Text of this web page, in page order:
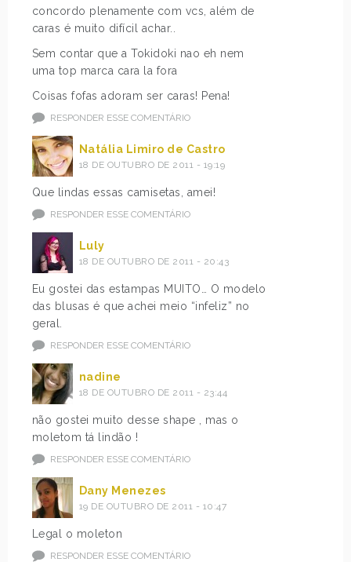
concordo plenamente com vcs, além de
caras é muito difícil achar..
Sem contar que a Tokidoki nao eh nem
uma top marca cara la fora
Coisas fofas adoram ser caras! Pena!
RESPONDER ESSE COMENTÁRIO
Natália Limiro de Castro
18 DE OUTUBRO DE 2011 - 19:19
Que lindas essas camisetas, amei!
RESPONDER ESSE COMENTÁRIO
Luly
18 DE OUTUBRO DE 2011 - 20:43
Eu gostei das estampas MUITO… O modelo
das blusas é que achei meio “infeliz” no
geral.
RESPONDER ESSE COMENTÁRIO
nadine
18 DE OUTUBRO DE 2011 - 23:44
não gostei muito desse shape , mas o
moletom tá lindão !
RESPONDER ESSE COMENTÁRIO
Dany Menezes
19 DE OUTUBRO DE 2011 - 10:47
Legal o moleton
RESPONDER ESSE COMENTÁRIO